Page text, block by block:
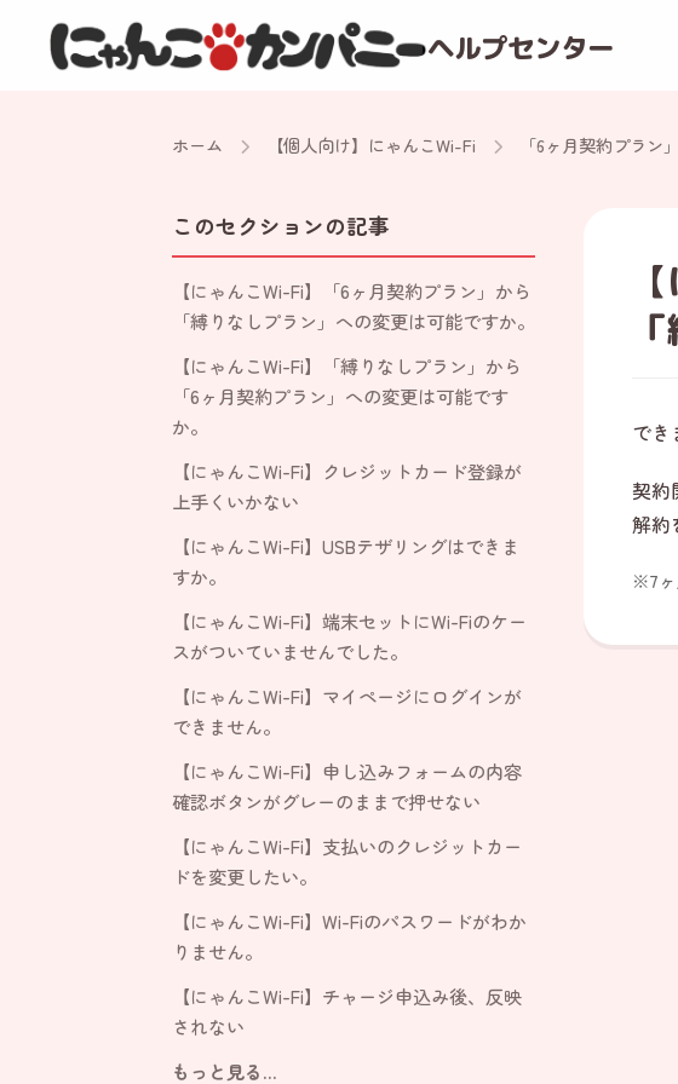
ヘルプセンター
ホーム 【個人向け】にゃんこWi-Fi 「6ヶ月契約プラン
このセクションの記事
【にゃんこWi-Fi】「6ヶ月契約プラン」から
「縛りなしプラン」への変更は可能ですか。
【にゃんこWi-Fi】「縛りなしプラン」から
「6ヶ月契約プラン」への変更は可能です
か。
【にゃんこWi-Fi】クレジットカード登録が
上手くいかない
【にゃんこWi-Fi】USBテザリングはできま
すか。
【にゃんこWi-Fi】端末セットにWi-Fiのケー
スがついていませんでした。
【にゃんこWi-Fi】マイページにログインが
できません。
【にゃんこWi-Fi】申し込みフォームの内容
確認ボタンがグレーのままで押せない
【にゃんこWi-Fi】支払いのクレジットカー
ドを変更したい。
【にゃんこWi-Fi】Wi-Fiのパスワードがわか
りません。
【にゃんこWi-Fi】チャージ申込み後、反映
されない
もっと見る...
でき
契約
解約
※7ヶ